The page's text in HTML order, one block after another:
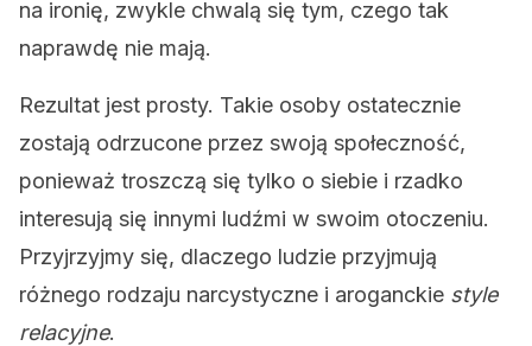
na ironię, zwykle chwalą się tym, czego tak
naprawdę nie mają.
Rezultat jest prosty. Takie osoby ostatecznie
zostają odrzucone przez swoją społeczność,
ponieważ troszczą się tylko o siebie i rzadko
interesują się innymi ludźmi w swoim otoczeniu.
Przyjrzyjmy się, dlaczego ludzie przyjmują
różnego rodzaju narcystyczne i aroganckie style
relacyjne.